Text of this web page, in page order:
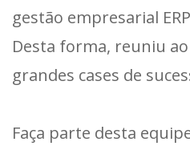
gestão empresarial
Desta forma, reuniu
grandes cases de
Faça parte desta